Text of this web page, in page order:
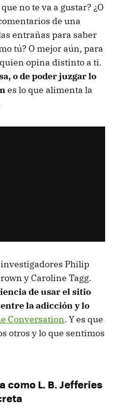
no te va a gustar? ¿O
de una
entrañas para saber
tú? O mejor aún, para
opina distinto a ti.
o de poder juzgar lo
es lo que alimenta la
Philip
y Caroline Tagg.
de usar el sitio
la adicción y lo
Conversation. Y es que
otros y lo que sentimos
como L. B. Jefferies